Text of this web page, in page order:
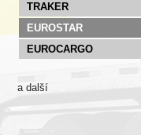
TRAKER
EUROSTAR
EUROCARGO
a další